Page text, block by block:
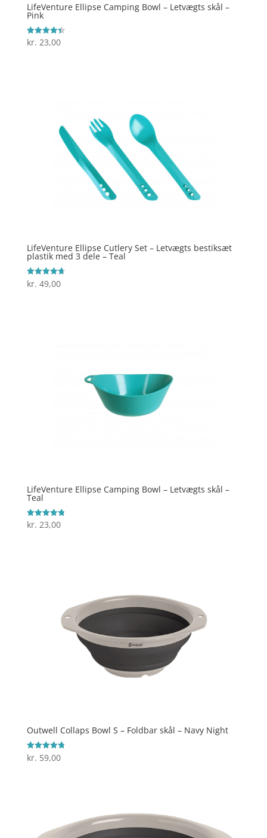
LifeVenture Ellipse Camping Bowl – Letvægts skål –
Pink
Vurderet
4.4
kr. 23,00
LifeVenture Ellipse Cutlery Set – Letvægts bestiksæt
plastik med 3 dele – Teal
Vurderet
4.7
kr. 49,00
LifeVenture Ellipse Camping Bowl – Letvægts skål –
Teal
Vurderet
4.8
kr. 23,00
Outwell Collaps Bowl S – Foldbar skål – Navy Night
Vurderet
4.8
kr. 59,00